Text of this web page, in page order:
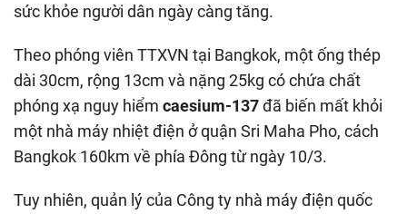
sức khỏe người dân ngày càng tăng.
Theo phóng viên TTXVN tại Bangkok, một ống thép
dài 30cm, rộng 13cm và nặng 25kg có chứa chất
phóng xạ nguy hiểm caesium-137đã biến mất khỏi
một nhà máy nhiệt điện ở quận Sri Maha Pho, cách
Bangkok 160km về phía Đông từ ngày 10/3.
Tuy nhiên, quản lý của Công ty nhà máy điện quốc